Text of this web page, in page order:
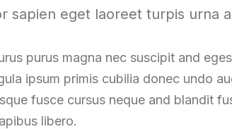
sapien eget laoreet turpis urna
purus magna nec suscipit and
ipsum primis cubilia donec undo
fusce cursus neque and blandit
libero.